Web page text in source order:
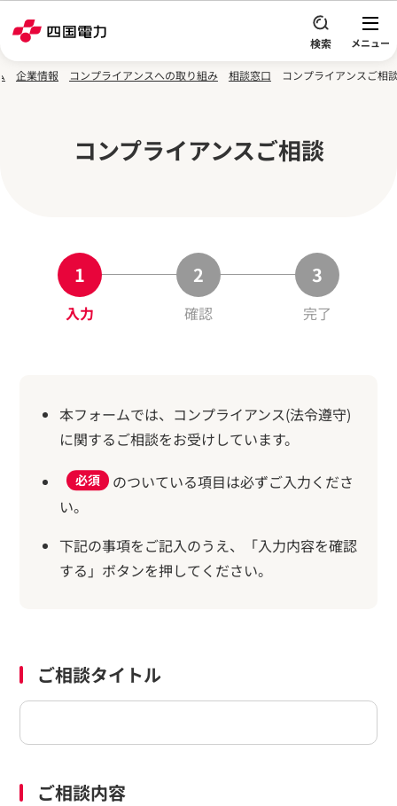
企業情報 コンプライアンスへの取り組み 相談窓口 コンプライアンスご相
コンプライアンスご相談
入力 確認 完了
本フォームでは、コンプライアンス(法令遵守)
に関するご相談をお受けしています。
必須 のついている項目は必ずご入力くださ
い。
下記の事項をご記入のうえ、「入力内容を確認
する」ボタンを押してください。
ご相談タイトル
ご相談内容